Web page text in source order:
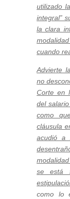
utilizado
integral”
la clara
cuando
Advierte
no
Corte en
del
como
cláusula
acudió a
se está
como lo